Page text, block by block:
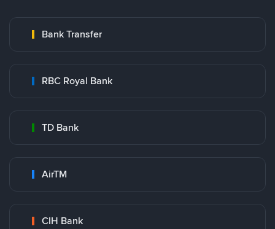
Bank Transfer
RBC Royal Bank
TD Bank
AirTM
CIH Bank